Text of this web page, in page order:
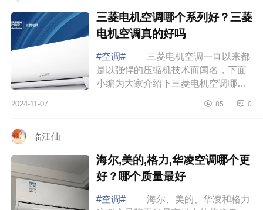
三菱电机空调哪个系列好？三菱
电机空调真的好吗
#空调#
三菱电机空调一直以来都
是以强悍的压缩机技术而闻名，下面
小编为大家介绍下三菱电机空调哪个
三菱电机空调哪个系列好 三菱电
2024-11-07 85 0
临江仙
海尔,美的,格力,华凌空调哪个更
好？哪个质量最好
#空调#
海尔、美的、华凌和格力